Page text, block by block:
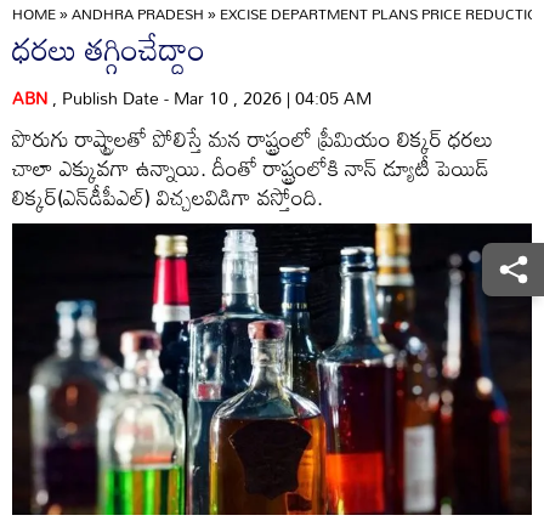
HOME»ANDHRA PRADESH»EXCISE DEPARTMENT PLANS PRICE
ధరలు తగ్గించేద్దాం
ABN, Publish Date - Mar 10 , 2026 | 04:05 AM
పొరుగు రాష్ట్రాలతో పోలిస్తే మన రాష్ట్రంలో ప్రీమియం లిక్కర్‌ ధరలు
చాలా ఎక్కువగా ఉన్నాయి. దీంతో రాష్ట్రంలోకి నాన్‌ డ్యూటీ పెయిడ్‌
లిక్కర్‌(ఎన్‌డీపీఎల్‌) విచ్చలవిడిగా వస్తోంది.